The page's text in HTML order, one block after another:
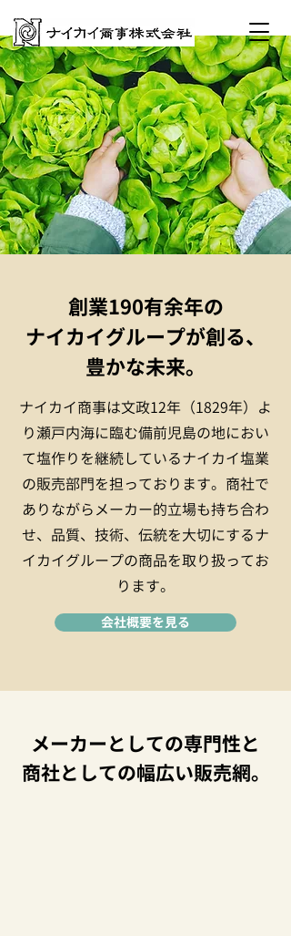
創業190有余年の
ナイカイグループが創る、
豊かな未来。
ナイカイ商事は文政12年（1829年）よ
り瀬戸内海に臨む備前児島の地におい
て塩作りを継続しているナイカイ塩業
の販売部門を担っております。商社で
ありながらメーカー的立場も持ち合わ
せ、品質、技術、伝統を大切にするナ
イカイグループの商品を取り扱ってお
ります。
会社概要を見る
メーカーとしての専門性と
​商社としての幅広い販売網。